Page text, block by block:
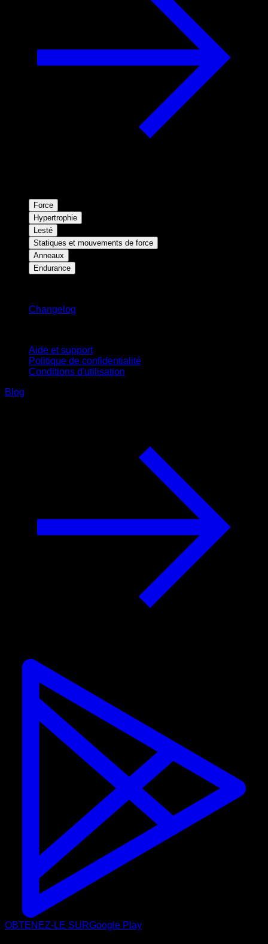
Force
Hypertrophie
Lesté
Statiques et mouvements de force
Anneaux
Endurance
Changelog
Aide et support
Politique de confidentialité
Conditions d'utilisation
Blog
OBTENEZ-LE SURGoogle Play